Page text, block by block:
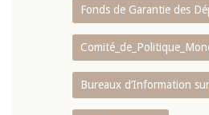
Fonds de Garantie des
Bureaux d’Information